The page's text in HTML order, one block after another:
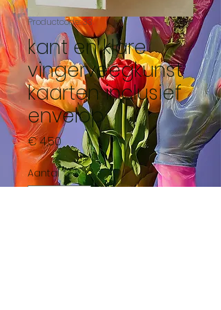
Productcode: 33
kant en klare
vingerveegkunst
kaarten inclusief
envelop
€ 4,50Prijs
Aantal *